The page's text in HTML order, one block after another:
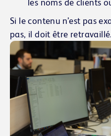
les noms de clients
Si le contenu n’est pas
pas, il doit être retravaillé.